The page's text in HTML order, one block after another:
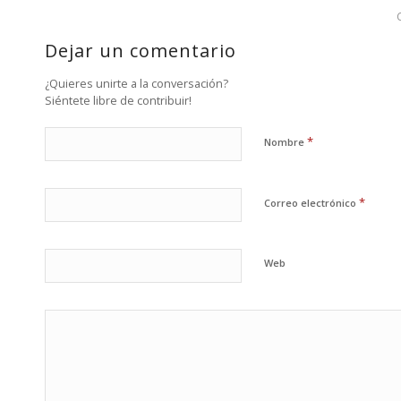
Dejar un comentario
¿Quieres unirte a la conversación?
Siéntete libre de contribuir!
Nombre *
Correo electrónico *
Web